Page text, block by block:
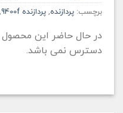
برچسب: پردازنده, پردازنده 9400f ,
در حال حاضر این محصول
دسترس نمی باشد.